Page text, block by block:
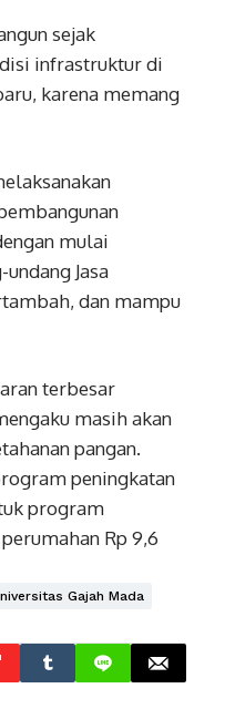
sejak
infrastruktur di
karena memang
mulai
Jasa
dan mampu
terbesar
masih akan
pangan.
peningkatan
program
Rp 9,6
Gajah Mada